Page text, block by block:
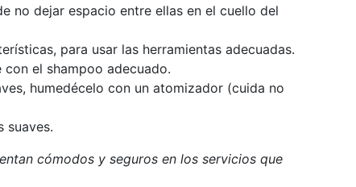
no dejar espacio entre ellas en el cuello del
para usar las herramientas adecuadas.
el shampoo adecuado.
humedécelo con un atomizador (cuida no
suaves.
cómodos y seguros en los servicios que